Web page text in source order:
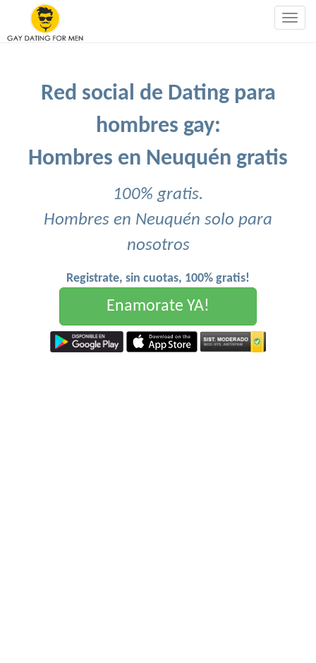
Red social de Dating para
hombres gay:
Hombres en Neuquén gratis
100% gratis.
Hombres en Neuquén solo para
nosotros
Registrate, sin cuotas, 100% gratis!
Enamorate YA!